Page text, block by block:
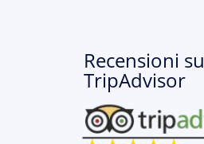
Recensioni su
TripAdvisor